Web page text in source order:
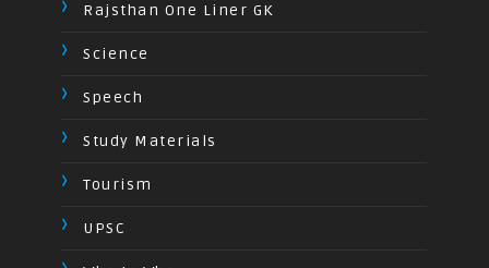
Rajsthan One Liner GK
Science
Speech
Study Materials
Tourism
UPSC